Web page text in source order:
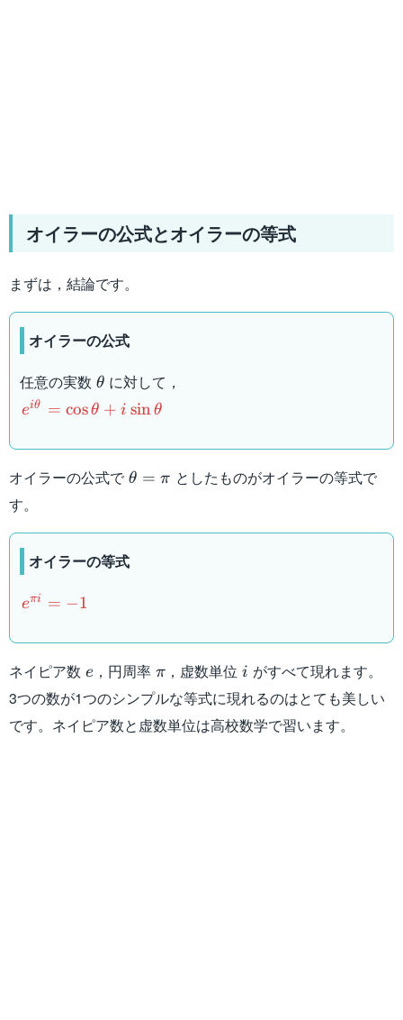
オイラーの公式とオイラーの等式
まずは，結論です。
オイラーの公式
任意の実数 \theta
θ に対して，
e^{i\theta}=\cos\theta+i\sin\theta
eiθ = cosθ + i sinθ
オイラーの公式で \theta=\pi
θ = π としたものがオイラーの等式で
す。
オイラーの等式
e^{\pi
eπi = −1
ネイピア数 e
e ，円周率 \pi
π ，虚数単位i
i がすべて現れます。
3つの数が1つのシンプルな等式に現れるのはとても美しい
です。ネイピア数と虚数単位は高校数学で習います。